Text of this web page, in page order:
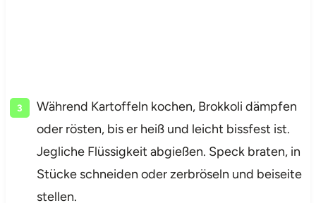
Während Kartoffeln kochen, Brokkoli dämpfen
oder rösten, bis er heiß und leicht bissfest ist.
Jegliche Flüssigkeit abgießen. Speck braten, in
Stücke schneiden oder zerbröseln und beiseite
stellen.